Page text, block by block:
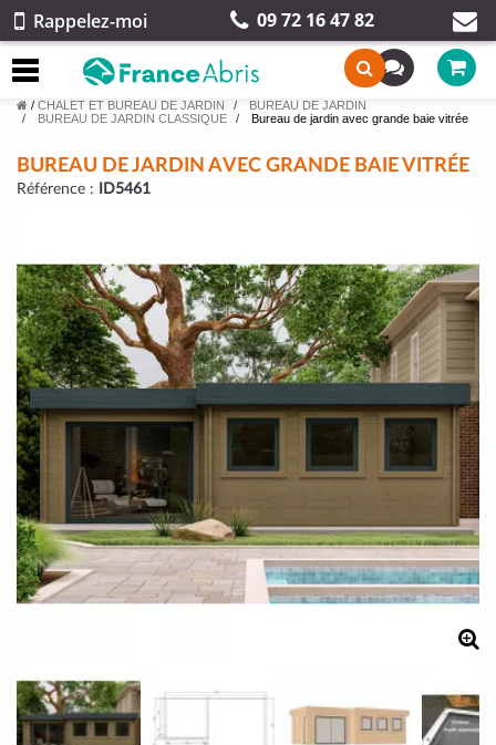
Rappelez-moi 09 72 16 47 82
/ CHALET ET BUREAU DE JARDIN
BUREAU DE JARDIN
BUREAU DE JARDIN CLASSIQUE
Bureau de jardin avec grande baie vitrée
BUREAU DE JARDIN AVEC GRANDE BAIE VITRÉE
Référence : ID5461